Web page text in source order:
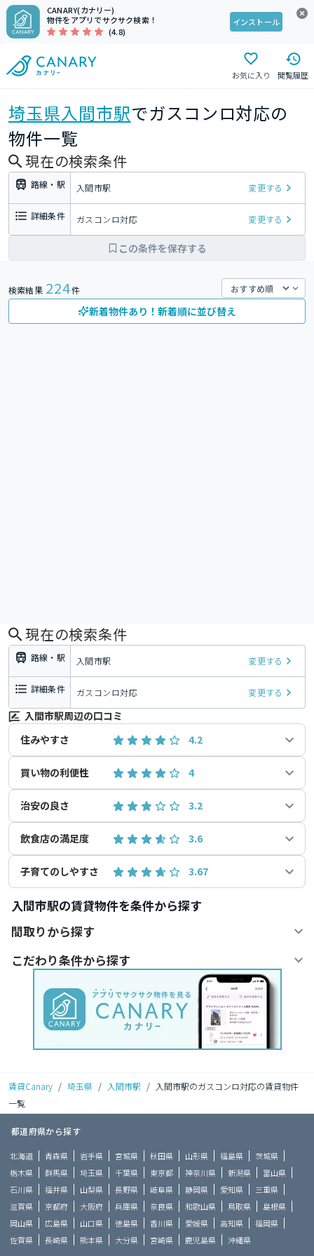
CANARY(カナリー)
物件をアプリでサクサク検索！
(4.8)
インストール
お気に入り 閲覧履歴
埼玉県入間市駅でガスコンロ対応の
物件一覧
現在の検索条件
路線・駅 入間市駅 変更する
詳細条件 ガスコンロ対応 変更する
この条件を保存する
検索結果 224件
新着物件あり！新着順に並び替え
現在の検索条件
路線・駅 入間市駅 変更する
詳細条件 ガスコンロ対応 変更する
入間市駅周辺の口コミ
住みやすさ
4.2
買い物の利便性 4
治安の良さ 3.2
飲食店の満足度 3.6
子育てのしやすさ 3.67
入間市駅の賃貸物件を条件から探す
間取りから探す
こだわり条件から探す
賃貸Canary / 埼玉県 / 入間市駅 / 入間市駅のガスコンロ対応の賃貸物件
一覧
都道府県から探す
北海道 青森県 岩手県 宮城県 秋田県 山形県 福島県
茨城県
栃木県
群馬県 埼玉県 千葉県 東京都 神奈川県 新潟県
富山県
石川県
福井県 山梨県 長野県 岐阜県 静岡県 愛知県
三重県
滋賀県
京都府 大阪府 兵庫県 奈良県 和歌山県 鳥取県
島根県
岡山県
広島県 山口県 徳島県 香川県 愛媛県 高知県
福岡県
佐賀県
長崎県 熊本県 大分県 宮崎県 鹿児島県 沖縄県